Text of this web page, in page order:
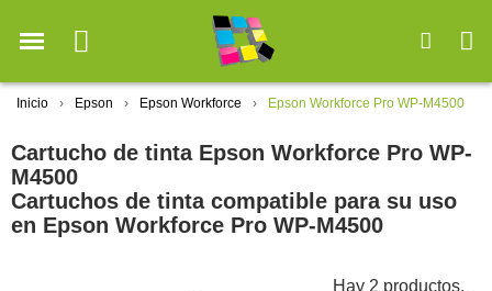
Inicio Epson Epson Workforce Epson Workforce Pro WP-M4500
Cartucho de tinta Epson Workforce Pro WP-
M4500
Cartuchos de tinta compatible para su uso
en Epson Workforce Pro WP-M4500
Hay 2 productos.